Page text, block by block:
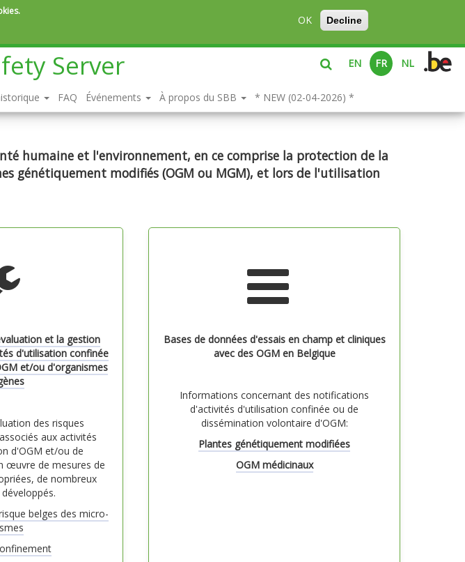
OK Decline
Server EN FR NL
FAQ Événements À propos du SBB * NEW (02-04-2026) *
humaine et l'environnement, en ce comprise la protection de la
génétiquement modifiés (OGM ou MGM), et lors de l'utilisation
et la gestion
d'utilisation confinée
et/ou d'organismes
des risques
aux activités
d'OGM et/ou de
œuvre de mesures de
de nombreux
belges des micro-
Bases de données d'essais en champ et cliniques
avec des OGM en Belgique
Informations concernant des notifications
d'activités d'utilisation confinée ou de
dissémination volontaire d'OGM:
Plantes génétiquement modifiées
OGM médicinaux